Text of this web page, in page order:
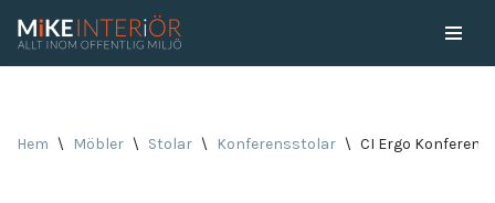
Hem \ Möbler \ Stolar \ Konferensstolar \ CI Ergo